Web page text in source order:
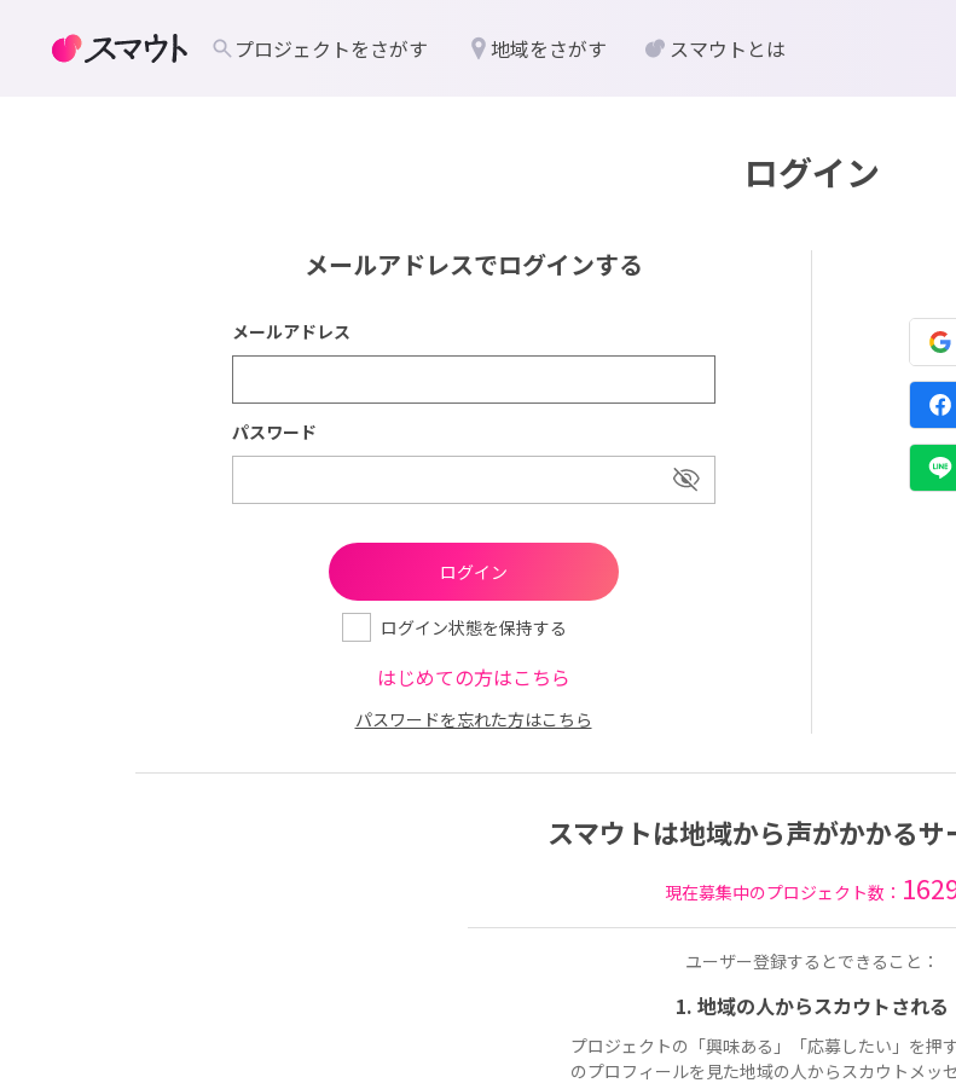
ログイン
メールアドレスでログインする
メールアドレス
パスワード
ログイン状態を保持する
はじめての方はこちら
パスワードを忘れた方はこちら
スマウトは地域から声がかかるサ
現在募集中のプロジェクト数：
ユーザー登録するとできること：
1. 地域の人からスカウトされる
プロジェクトの「興味ある」「応募したい」を押
のプロフィールを見た地域の人からスカウトメッ
プロジェクトをさがす 地域をさがす スマウトとは